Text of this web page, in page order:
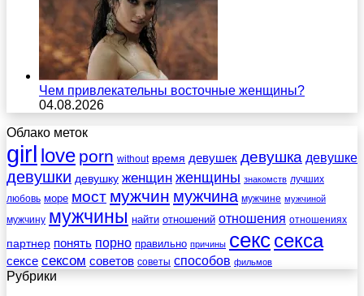
Чем привлекательны восточные женщины?
04.08.2026
Облако меток
girl love porn without время девушек девушка девушке
девушки девушку женщин женщины знакомств лучших
любовь море мост мужчин мужчина мужчине мужчиной
мужчину мужчины найти отношений отношения отношениях
партнер понять порно правильно причины секссекса
сексе сексом советов советы способов фильмов
Рубрики